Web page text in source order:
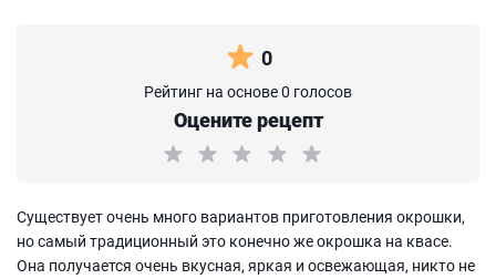
0
Рейтинг на основе 0 голосов
Оцените рецепт
Существует очень много вариантов приготовления окрошки,
но самый традиционный это конечно же окрошка на квасе.
Она получается очень вкусная, яркая и освежающая, никто не